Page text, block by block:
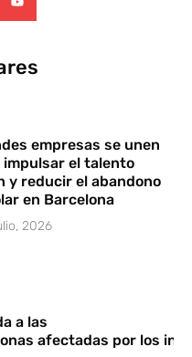
empresas se unen
impulsar el talento
y reducir el abandono
en Barcelona
2026
a las
afectadas por los